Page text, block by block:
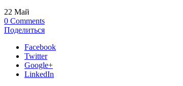
22 Май
0 Comments
Поделиться
Facebook
Twitter
Google+
LinkedIn